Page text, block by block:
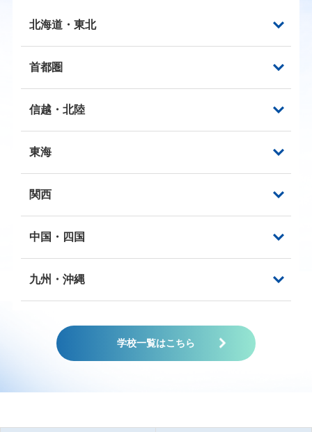
北海道・東北
首都圏
信越・北陸
東海
関西
中国・四国
九州・沖縄
学校一覧はこちら